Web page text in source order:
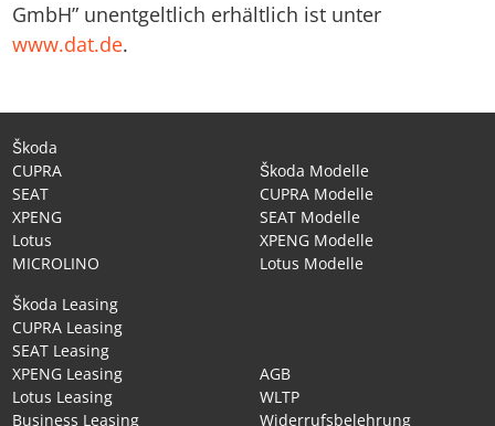
GmbH” unentgeltlich erhältlich ist unter
www.dat.de.
Škoda
CUPRA
SEAT
XPENG
Lotus
MICROLINO
Škoda Modelle
CUPRA Modelle
SEAT Modelle
XPENG Modelle
Lotus Modelle
Škoda Leasing
CUPRA Leasing
SEAT Leasing
XPENG Leasing
Lotus Leasing
Business Leasing
AGB
WLTP
Widerrufsbelehrung